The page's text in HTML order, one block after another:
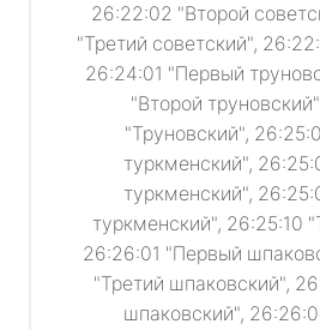
26:22:02 "Второй
"Третий советский",
26:24:01 "Первый
"Второй
"Труновский",
туркменский",
туркменский",
туркменский", 26:25:10
26:26:01 "Первый
"Третий шпаковский",
шпаковский",